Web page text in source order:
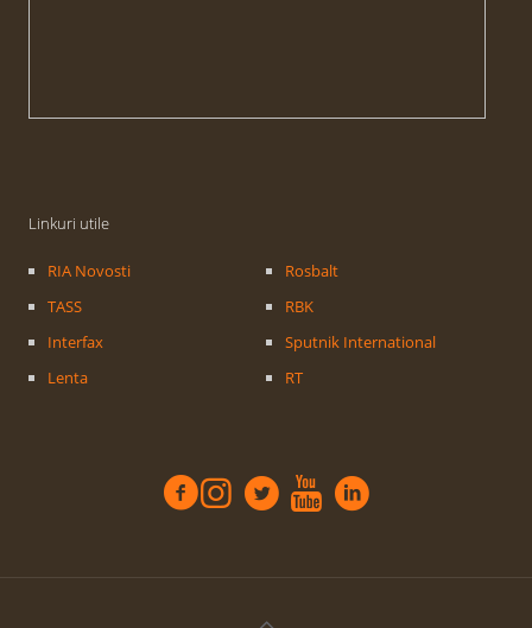
Linkuri utile
RIA Novosti
TASS
Interfax
Lenta
Rosbalt
RBK
Sputnik International
RT